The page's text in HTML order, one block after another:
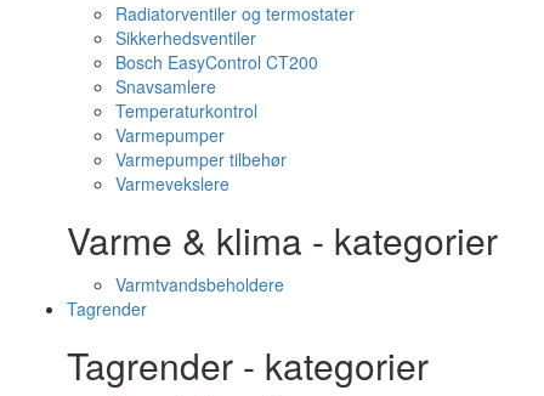
Radiatorventiler og termostater
Sikkerhedsventiler
Bosch EasyControl CT200
Snavsamlere
Temperaturkontrol
Varmepumper
Varmepumper tilbehør
Varmevekslere
Varme & klima - kategorier
Varmtvandsbeholdere
Tagrender
Tagrender - kategorier